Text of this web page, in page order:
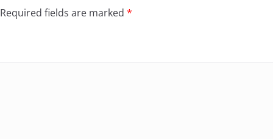
Required fields are marked *